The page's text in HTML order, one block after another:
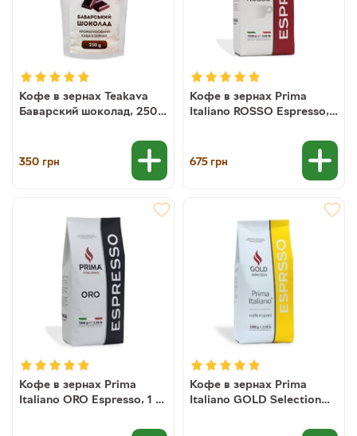
Кофе в зернах Teakava
Баварский шоколад, 250 г
350 грн
Кофе в зернах Prima
Italiano ROSSO Espresso, 1
675грн
Кофе в зернах Prima
Italiano ORO Espresso, 1 кг
Кофе в зернах Prima
Italiano GOLD Selection